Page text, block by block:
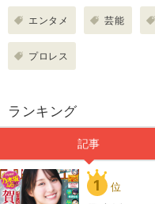
エンタメ 芸能
プロレス
ランキング
記事
1 位